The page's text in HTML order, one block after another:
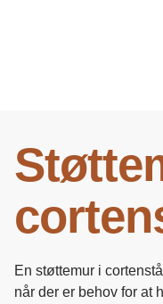
En støttemur i
når der er behov for at